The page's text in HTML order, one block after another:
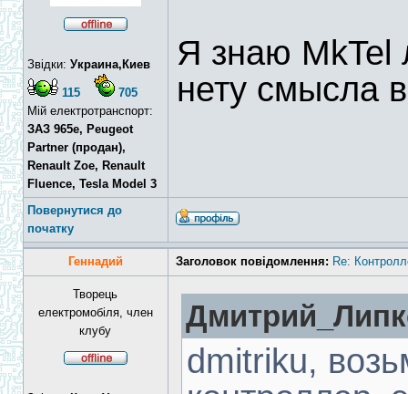
Звідки: Украина,Киев
115
705
Мій електротранспорт:
ЗАЗ 965e, Peugeot
Partner (продан),
Renault Zoe, Renault
Fluence, Tesla Model 3
Я знаю MkTel
нету смысла
Повернутися до
початку
Геннадий Заголовок повідомлення: Re:
Творець
електромобіля, член
клубу
dmitriku,